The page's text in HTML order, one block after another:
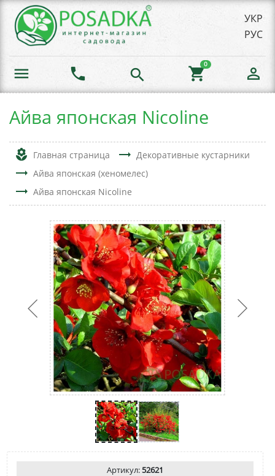
УКР
РУС
menu phone search shopping_cart
0
person_outline
Айва японская Nicoline
local_florist Главная страница trending_flat Декоративные кустарники
trending_flat Айва японская (хеномелес)
trending_flat Айва японская Nicoline
Артикул:52621